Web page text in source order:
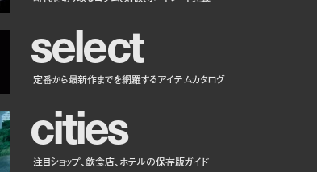
select
定番から最新作までを網羅するアイテムカタログ
cities
注目ショップ、飲食店、ホテルの保存版ガイド